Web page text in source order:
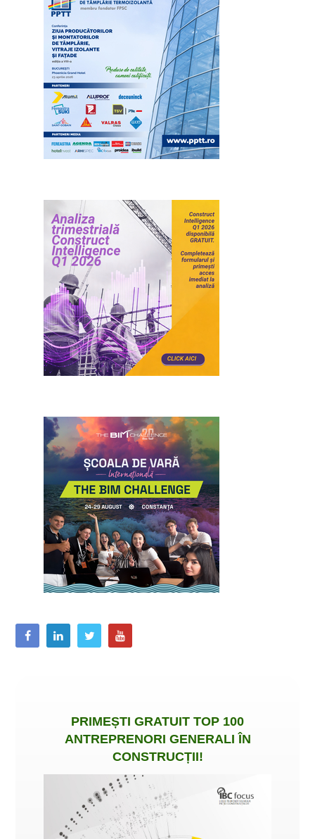
PRIMEȘTI GRATUIT TOP 100
ANTREPRENORI GENERALI ÎN
CONSTRUCȚII!